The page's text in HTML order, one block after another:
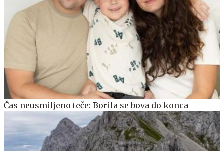
Čas neusmiljeno teče: Borila se bova do konca